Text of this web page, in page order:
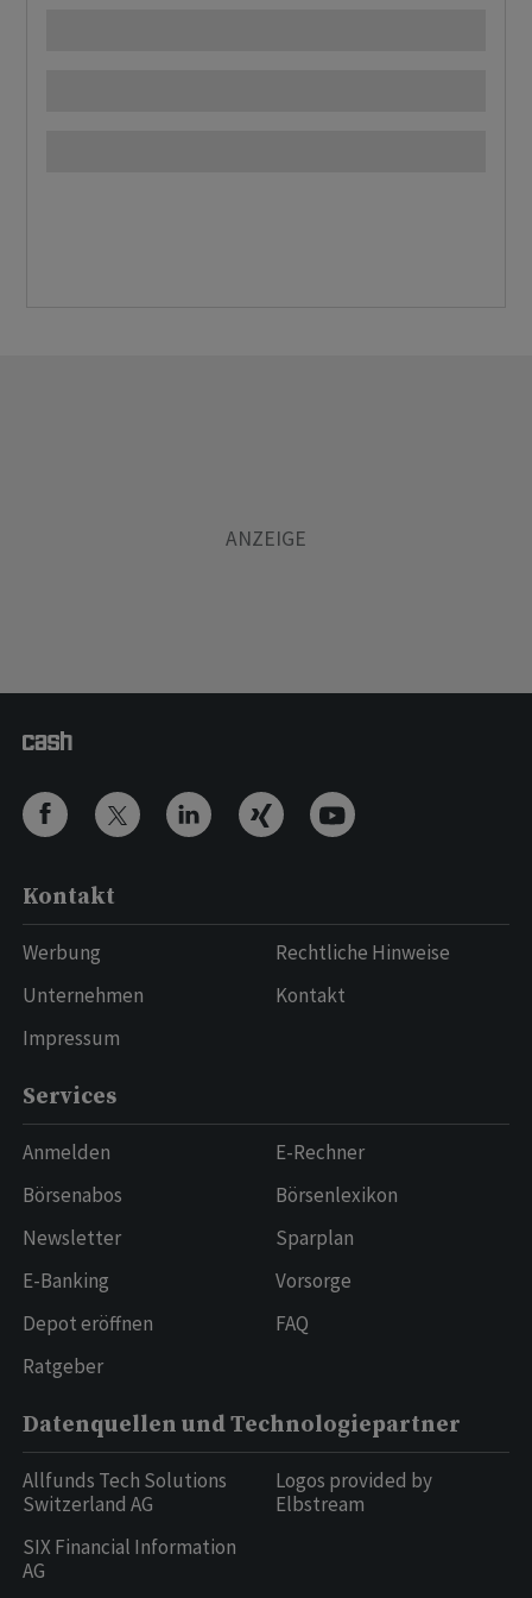
Kontakt
Werbung
Unternehmen
Impressum
Rechtliche Hinweise
Kontakt
Services
Anmelden
Börsenabos
Newsletter
E-Banking
Depot eröffnen
Ratgeber
E-Rechner
Börsenlexikon
Sparplan
Vorsorge
FAQ
Datenquellen und Technologiepartner
Allfunds Tech Solutions
Switzerland AG
SIX Financial Information
AG
Logos provided by
Elbstream